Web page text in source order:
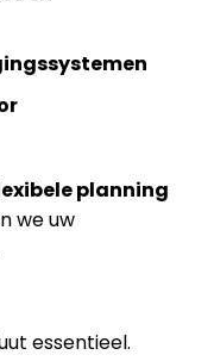
planning
we uw
essentieel.